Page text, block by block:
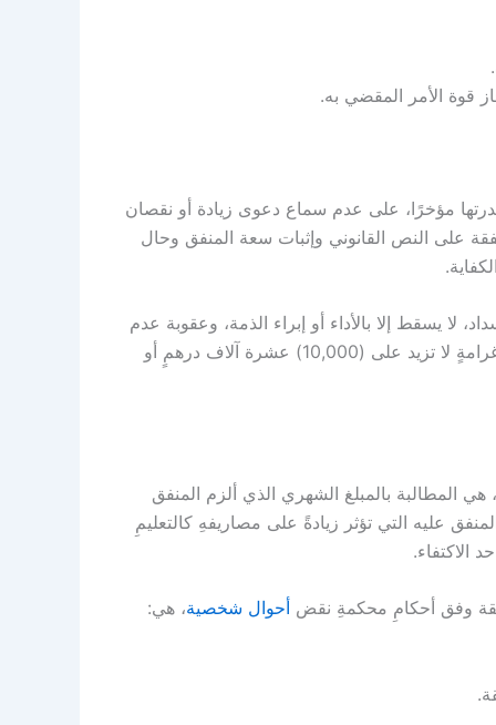
قوة الأمر المقضي به.
مؤخرًا، على عدم سماع دعوى زيادة أو نقصان
على النص القانوني وإثبات سعة المنفق وحال
لا يسقط إلا بالأداء أو إبراء الذمة، وعقوبة عدم
دفع النفقة في الإمارات قد تصل للحبس مدةً لا تزيد على سنةٍ، وغرامةٍ لا تزيد على (10,000) عشرة آلاف درهمٍ أو
هي المطالبة بالمبلغ الشهري الذي ألزم المنفق
عليه التي تؤثر زيادةً على مصاريفهِ كالتعليمِ
الاكتفاء.
وفق أحكامِ محكمةِ نقض أحوال شخصية، هي: